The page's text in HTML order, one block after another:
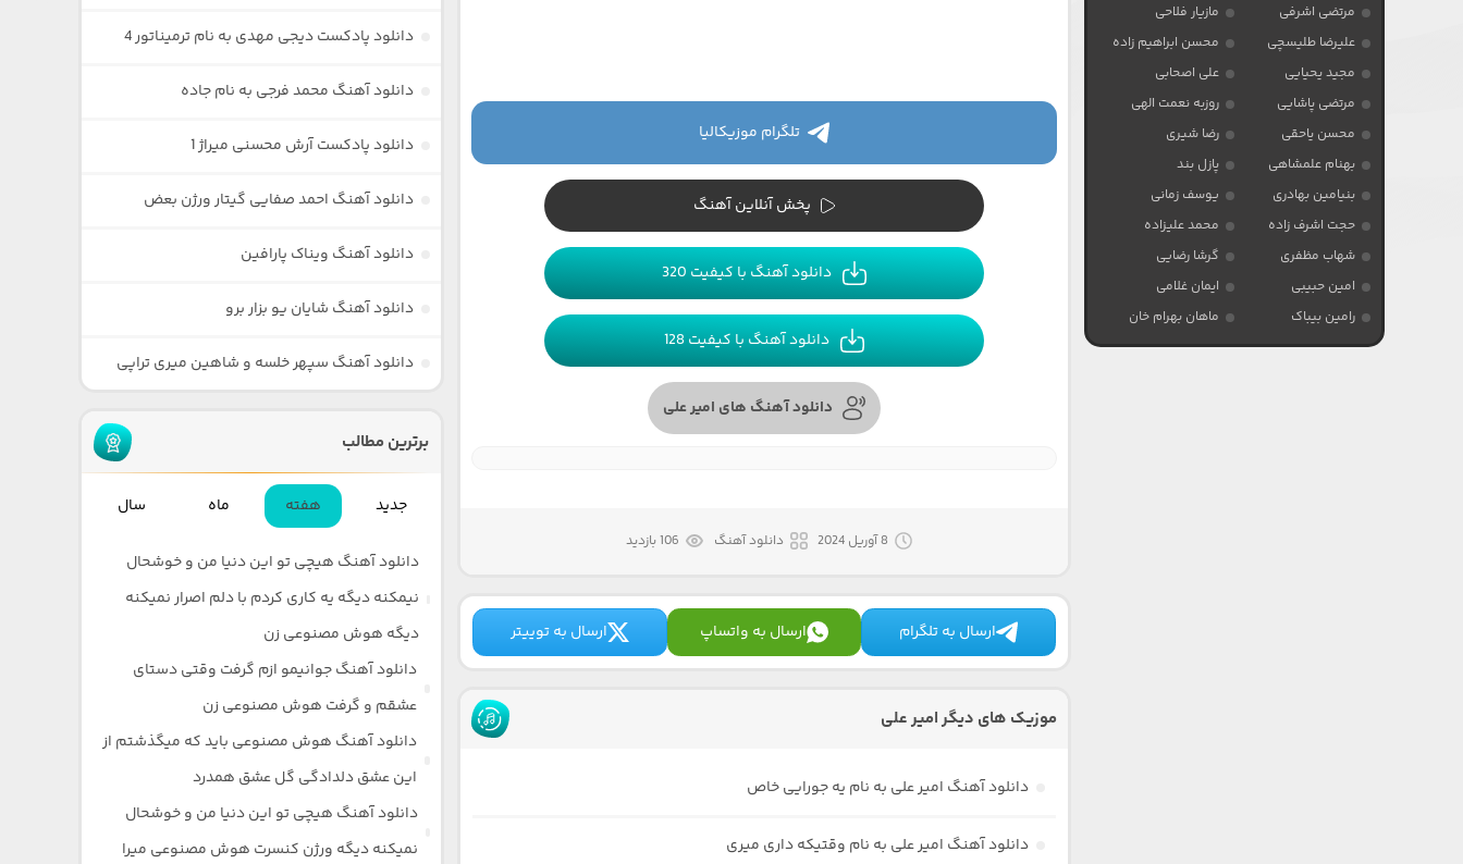
تلگرام موزیکالیا
پخش آنلاین آهنگ
دانلود آهنگ با کیفیت 320
دانلود آهنگ با کیفیت 128
دانلود آهنگ های امیر علی
8 آوریل 2024 دانلود آهنگ 106 بازدید
ارسال به تلگرام ارسال به واتساپ ارسال به توییتر
موزیک های دیگر امیر علی
دانلود آهنگ امیر علی به نام یه جورایی خاص
دانلود آهنگ امیر علی به نام وقتیکه داری میری
مرتضی اشرفی
مازیار فلاحی
علیرضا طلیسچی
محسن ابراهیم زاده
مجید یحیایی
علی اصحابی
مرتضی پاشایی
روزبه نعمت الهی
محسن یاحقی
رضا شیری
بهنام علمشاهی
پازل بند
بنیامین بهادری
یوسف زمانی
حجت اشرف زاده
محمد علیزاده
شهاب مظفری
گرشا رضایی
امین حبیبی
ایمان غلامی
رامین بیباک
ماهان بهرام خان
دانلود پادکست دیجی مهدی به نام ترمیناتور 4
دانلود آهنگ محمد فرجی به نام جاده
دانلود پادکست آرش محسنی میراژ 1
دانلود آهنگ احمد صفایی گیتار ورژن بعض
دانلود آهنگ ویناک پارافین
دانلود آهنگ شایان یو بزار برو
دانلود آهنگ سپهر خلسه و شاهین میری تراپی
برترین مطالب
جدید هفته ماه سال
دانلود آهنگ هیچی تو این دنیا من و خوشحال
نیمکنه دیگه یه کاری کردم با دلم اصرار نمیکنه
دیگه هوش مصنوعی زن
دانلود آهنگ جوانیمو ازم گرفت وقتی دستای
عشقم و گرفت هوش مصنوعی زن
دانلود آهنگ هوش مصنوعی باید که میگذشتم از
این عشق دلدادگی گل عشق همدرد
دانلود آهنگ هیچی تو این دنیا من و خوشحال
نمیکنه دیگه ورژن کنسرت هوش مصنوعی میرا